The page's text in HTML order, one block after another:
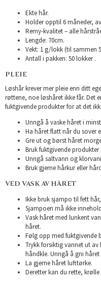
Ekte hår.
Holder opptil 6 måneder,
Remy-kvalitet – alle
Lengde: 70cm.
Vekt: 1 g/lokk (til sammen
Antall i pakken: 50 lokker .
PLEIE
Løshår krever mer pleie enn ditt
røttene, noe løshåret ikke får. Det
fuktgivende produkter for at det
Unngå å vaske håret i
Ha håret flatt når du sover
Gre ut og børst håret
Bruk fuktgivende produkter
Unngå saltvann og
Bruk gjerne hårkur eller
VED VASK AV HÅRET
Ikke bruk sjampo til fett
Sjampoen må ikke
Vask håret med lunkent
håret.
Følg opp med fuktgivende
Trykk forsiktig vannet ut
håndkle. Unngå å gni
La gjerne håret lufttørke.
Deretter kan du rette,